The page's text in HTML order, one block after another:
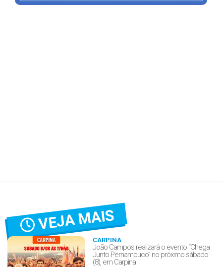
VEJA MAIS
CARPINA
João Campos realizará o evento “Chega
Junto Pernambuco” no próximo sábado
(8), em Carpina